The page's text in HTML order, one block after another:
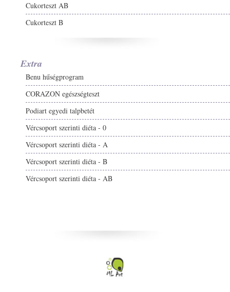
Cukorteszt AB
Cukorteszt B
Extra
Benu hűségprogram
CORAZON egészségteszt
Podiart egyedi talpbetét
Vércsoport szerinti diéta - 0
Vércsoport szerinti diéta - A
Vércsoport szerinti diéta - B
Vércsoport szerinti diéta - AB